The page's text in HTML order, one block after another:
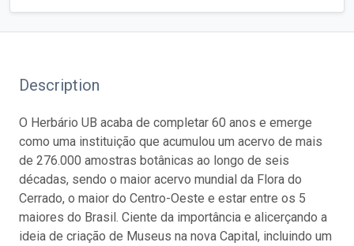
Description
O Herbário UB acaba de completar 60 anos e emerge
como uma instituição que acumulou um acervo de mais
de 276.000 amostras botânicas ao longo de seis
décadas, sendo o maior acervo mundial da Flora do
Cerrado, o maior do Centro-Oeste e estar entre os 5
maiores do Brasil. Ciente da importância e alicerçando a
ideia de criação de Museus na nova Capital, incluindo um